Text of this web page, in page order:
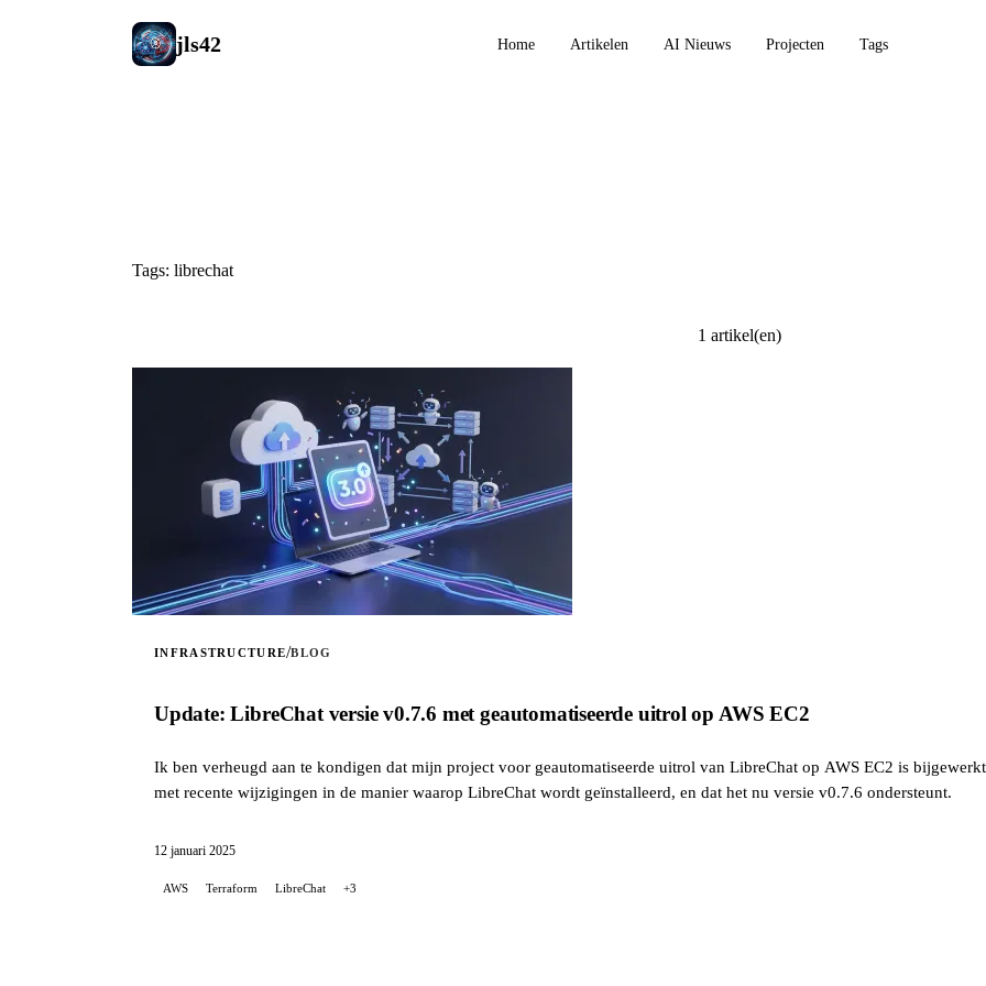
jls42 Home Artikelen AI Nieuws Projecten Tags
Tags: librechat
1 artikel(en)
INFRASTRUCTURE/BLOG
Update: LibreChat versie v0.7.6 met geautomatiseerde uitrol op AWS EC2
Ik ben verheugd aan te kondigen dat mijn project voor geautomatiseerde uitrol van LibreChat op AWS EC2 is
met recente wijzigingen in de manier waarop LibreChat wordt geïnstalleerd, en dat het nu versie v0.7.6 ondersteunt.
12 januari 2025
AWS Terraform LibreChat +3